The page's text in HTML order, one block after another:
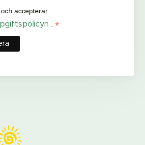
accepterar
*